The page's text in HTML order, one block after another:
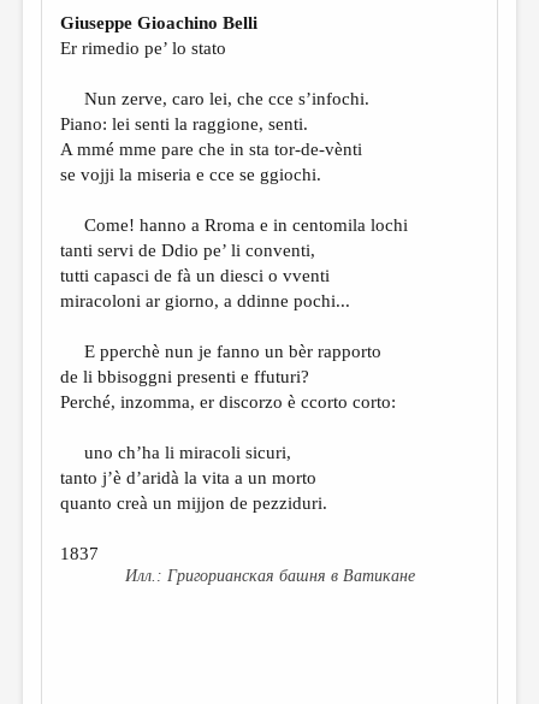
МЕДИА
ВКОНТАКТЕ
Giuseppe Gioachino Belli
Er rimedio pe’ lo stato
Nun zerve, caro lei, che cce s’infochi.
Piano: lei senti la raggione, senti.
A mmé mme pare che in sta tor-de-vènti
se vojji la miseria e cce se ggiochi.
Come! hanno a Rroma e in centomila lochi
tanti servi de Ddio pe’ li conventi,
tutti capasci de fà un diesci o vventi
miracoloni ar giorno, a ddinne pochi...
E pperchè nun je fanno un bèr rapporto
de li bbisoggni presenti e ffuturi?
Perché, inzomma, er discorzo è ccorto corto:
uno ch’ha li miracoli sicuri,
tanto j’è d’aridà la vita a un morto
quanto creà un mijjon de pezziduri.
1837
Григорианская башня в Ватикане